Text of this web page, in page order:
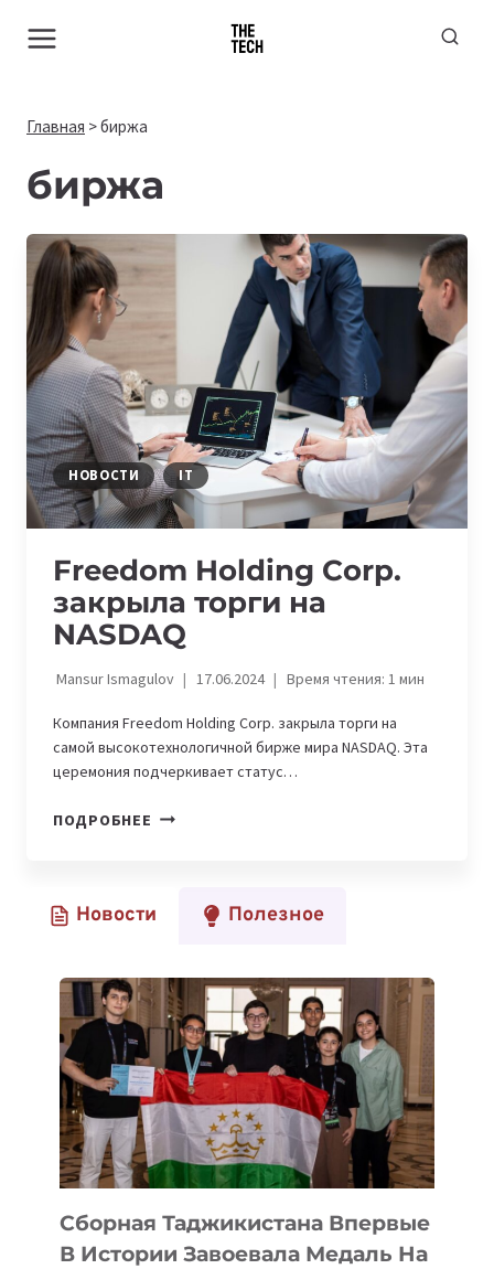
Главная >биржа
биржа
НОВОСТИ IT
Freedom Holding Corp.
закрыла торги на
NASDAQ
Mansur Ismagulov 17.06.2024 Время чтения: 1мин
Компания Freedom Holding Corp. закрыла торги на
самой высокотехнологичной бирже мира NASDAQ. Эта
церемония подчеркивает статус…
ПОДРОБНЕЕ FREEDOM
ТОРГИ
Новости Полезное
Сборная Таджикистана Впервые
В Истории Завоевала Медаль На